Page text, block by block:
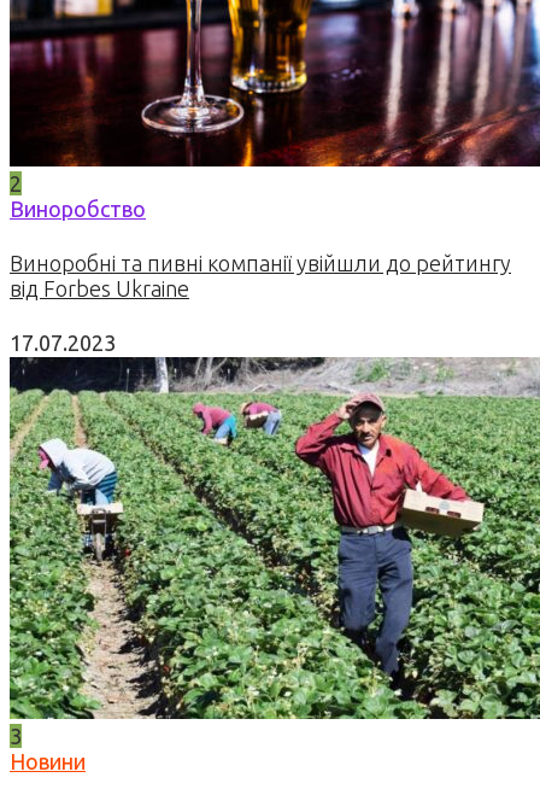
2
Виноробство
Виноробні та пивні компанії увійшли до рейтингу
від Forbes Ukraine
17.07.2023
3
Новини